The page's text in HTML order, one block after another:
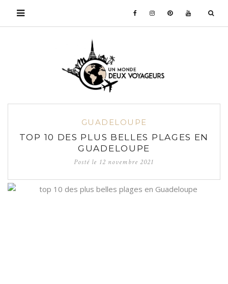
GUADELOUPE
TOP 10 DES PLUS BELLES PLAGES EN
GUADELOUPE
Posté le 12 novembre 2021